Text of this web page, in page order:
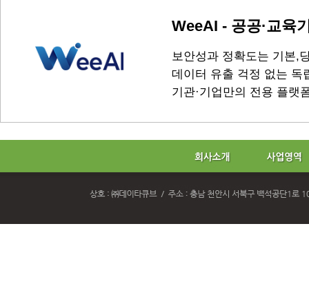
WeeAI - 공공·교육
보안성과 정확도는 기본,
데이터 유출 걱정 없는 독
기관·기업만의 전용 플랫